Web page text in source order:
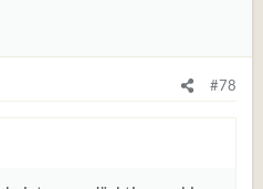
#78